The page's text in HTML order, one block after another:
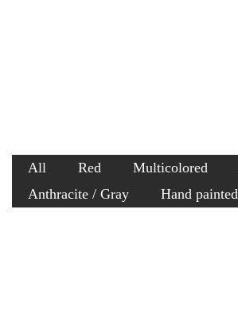
All Red Multicolored
Anthracite / Gray
Hand painted